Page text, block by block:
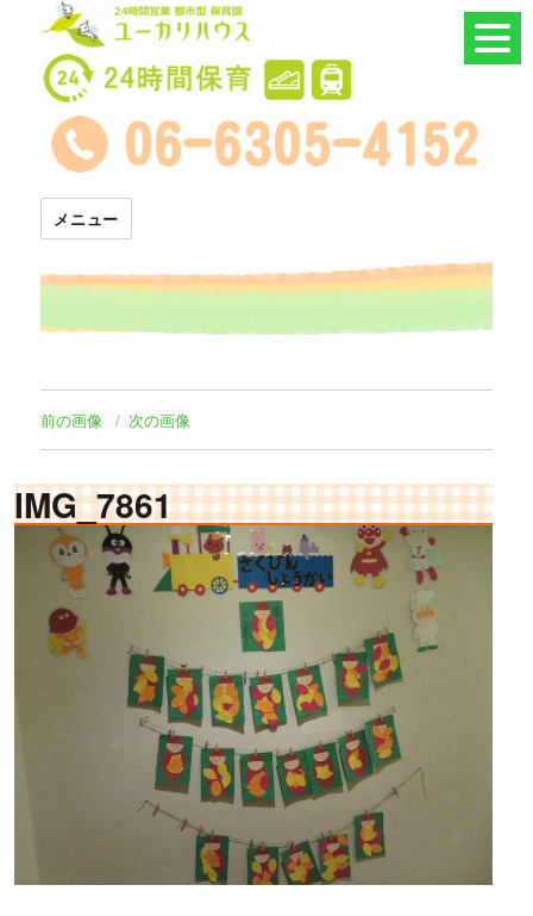
24時間託児所 ユーカリハウス
メニュー
前の画像 次の画像
IMG_7861